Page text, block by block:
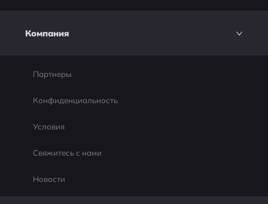
Компания
Партнеры
Конфиденциальность
Условия
Свяжитесь с нами
Новости